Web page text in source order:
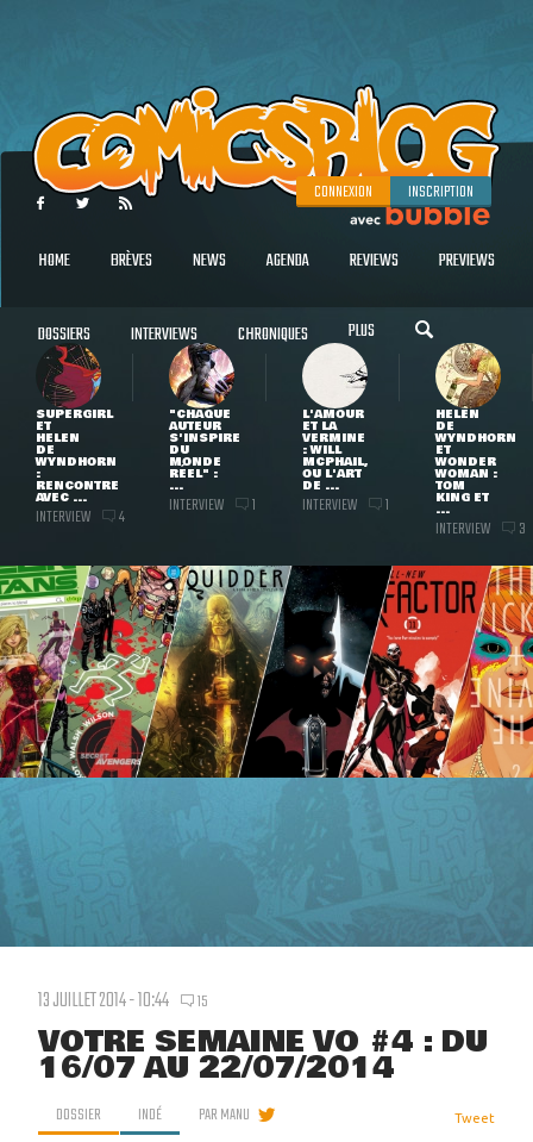
CONNEXION INSCRIPTION
HOME BRÈVES NEWS AGENDA REVIEWS PREVIEWS
DOSSIERS INTERVIEWS CHRONIQUES PLUS
SUPERGIRL
ET
HELEN
DE
WYNDHORN
:
RENCONTRE
AVEC ...
INTERVIEW 4
"CHAQUE
AUTEUR
S'INSPIRE
DU
MONDE
RÉEL" :
...
INTERVIEW 1
L'AMOUR
ET LA
VERMINE
: WILL
MCPHAIL,
OU L'ART
DE ...
INTERVIEW 1
HELEN
DE
WYNDHORN
ET
WONDER
WOMAN :
TOM
KING ET
...
INTERVIEW 3
13 JUILLET 2014 - 10:44 15
VOTRE SEMAINE VO #4 : DU
16/07 AU 22/07/2014
DOSSIER INDÉ PARMANU Tweet